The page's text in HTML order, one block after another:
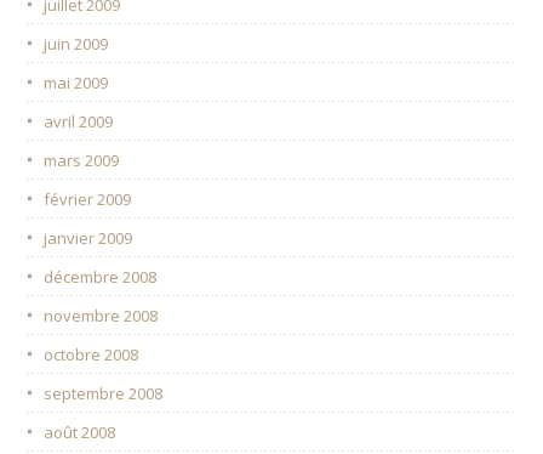
juin 2009
mai 2009
avril 2009
mars 2009
février 2009
janvier 2009
décembre 2008
novembre 2008
octobre 2008
septembre 2008
août 2008